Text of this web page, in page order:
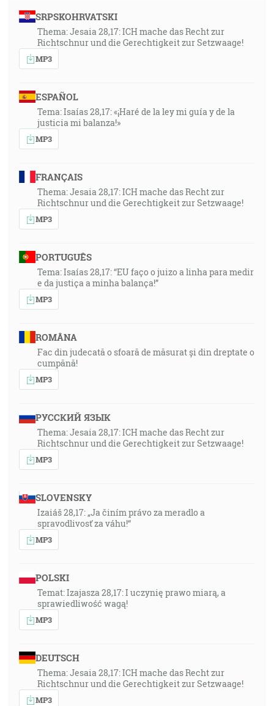
SRPSKOHRVATSKI
Thema: Jesaia 28,17: ICH mache das Recht zur
Richtschnur und die Gerechtigkeit zur Setzwaage!
MP3
ESPAÑOL
Tema: Isaías 28,17: «¡Haré de la ley mi guía y de la
justicia mi balanza!»
MP3
FRANÇAIS
Thema: Jesaia 28,17: ICH mache das Recht zur
Richtschnur und die Gerechtigkeit zur Setzwaage!
MP3
PORTUGUÊS
Tema: Isaías 28,17: “EU faço o juizo a linha para medir
e da justiça a minha balança!”
MP3
ROMÂNA
Fac din judecată o sfoară de măsurat și din dreptate o
cumpănă!
MP3
РУССКИЙ ЯЗЫК
Thema: Jesaia 28,17: ICH mache das Recht zur
Richtschnur und die Gerechtigkeit zur Setzwaage!
MP3
SLOVENSKY
Izaiáš 28,17: „Ja činím právo za meradlo a
spravodlivosť za váhu!“
MP3
POLSKI
Temat: Izajasza 28,17: I uczynię prawo miarą, a
sprawiedliwość wagą!
MP3
DEUTSCH
Thema: Jesaia 28,17: ICH mache das Recht zur
Richtschnur und die Gerechtigkeit zur Setzwaage!
MP3